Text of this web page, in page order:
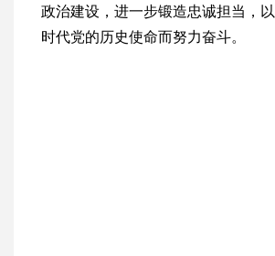
政治建设，进一步锻造忠诚担当，
时代党的历史使命而努力奋斗。